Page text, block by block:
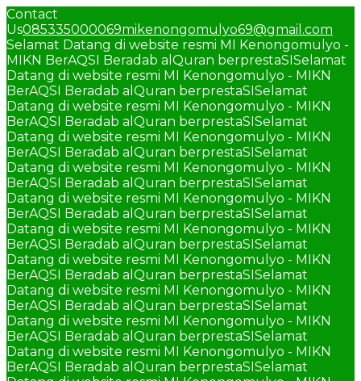
Contact
Us085335000069mikenongomulyo69@gmail.com
Selamat Datang di website resmi MI Kenongomulyo -
MIKN BerAQSI Beradab alQuran berprestaSISelamat
Datang di website resmi MI Kenongomulyo - MIKN
BerAQSI Beradab alQuran berprestaSISelamat
Datang di website resmi MI Kenongomulyo - MIKN
BerAQSI Beradab alQuran berprestaSISelamat
Datang di website resmi MI Kenongomulyo - MIKN
BerAQSI Beradab alQuran berprestaSISelamat
Datang di website resmi MI Kenongomulyo - MIKN
BerAQSI Beradab alQuran berprestaSISelamat
Datang di website resmi MI Kenongomulyo - MIKN
BerAQSI Beradab alQuran berprestaSISelamat
Datang di website resmi MI Kenongomulyo - MIKN
BerAQSI Beradab alQuran berprestaSISelamat
Datang di website resmi MI Kenongomulyo - MIKN
BerAQSI Beradab alQuran berprestaSISelamat
Datang di website resmi MI Kenongomulyo - MIKN
BerAQSI Beradab alQuran berprestaSISelamat
Datang di website resmi MI Kenongomulyo - MIKN
BerAQSI Beradab alQuran berprestaSISelamat
Datang di website resmi MI Kenongomulyo - MIKN
BerAQSI Beradab alQuran berprestaSISelamat